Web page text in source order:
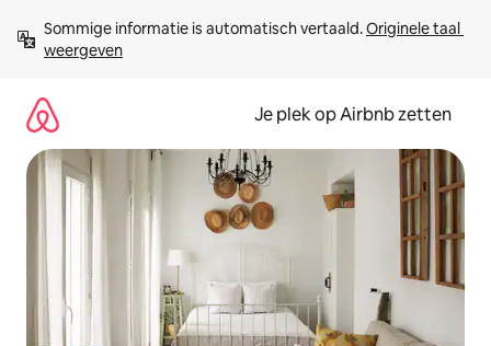
direct
naar
Sommige informatie is automatisch vertaald. Originele taal
weergeven
Je plek op Airbnb zetten